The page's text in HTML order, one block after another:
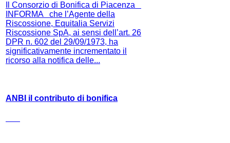
Il Consorzio di Bonifica di Piacenza
INFORMA che l’Agente della
Riscossione, Equitalia Servizi
Riscossione SpA, ai sensi dell’art. 26
DPR n. 602 del 29/09/1973, ha
significativamente incrementato il
ricorso alla notifica delle...
ANBI il contributo di bonifica